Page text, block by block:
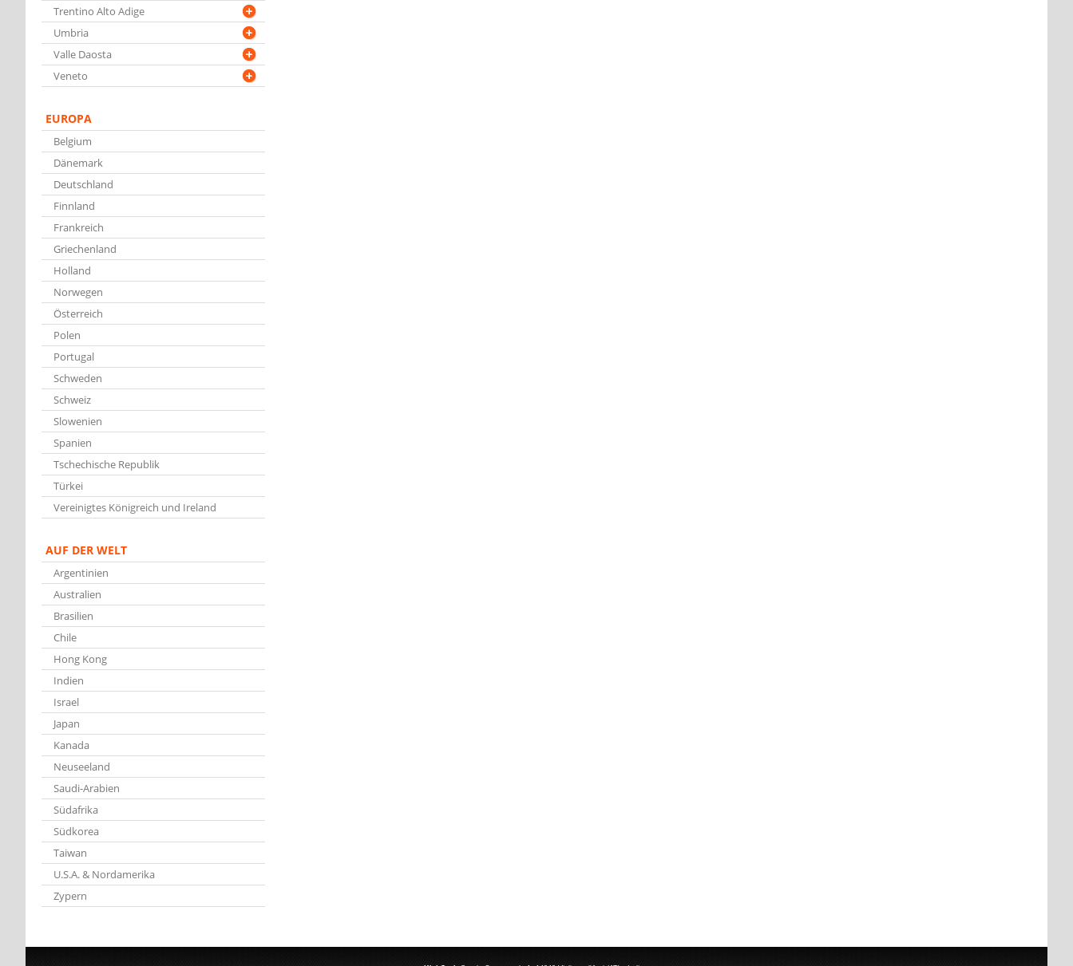
Trentino Alto Adige
Umbria
Valle Daosta
Veneto
EUROPA
Belgium
Dänemark
Deutschland
Finnland
Frankreich
Griechenland
Holland
Norwegen
Österreich
Polen
Portugal
Schweden
Schweiz
Slowenien
Spanien
Tschechische Republik
Türkei
Vereinigtes Königreich und Ireland
AUF DER WELT
Argentinien
Australien
Brasilien
Chile
Hong Kong
Indien
Israel
Japan
Kanada
Neuseeland
Saudi-Arabien
Südafrika
Südkorea
Taiwan
U.S.A. & Nordamerika
Zypern